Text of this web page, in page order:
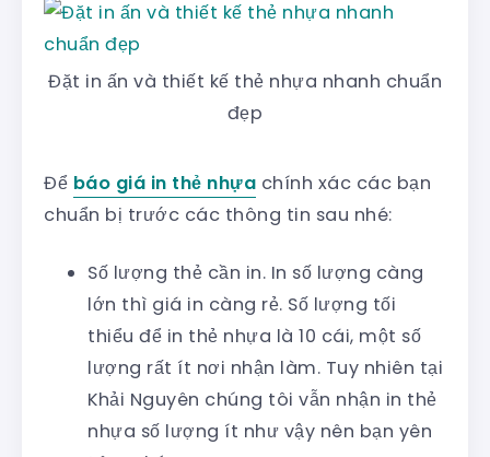
Đặt in ấn và thiết kế thẻ nhựa nhanh chuẩn
đẹp
Để báo giá in thẻ nhựa chính xác các bạn
chuẩn bị trước các thông tin sau nhé:
Số lượng thẻ cần in. In số lượng càng
lớn thì giá in càng rẻ. Số lượng tối
thiểu để in thẻ nhựa là 10 cái, một số
lượng rất ít nơi nhận làm. Tuy nhiên tại
Khải Nguyên chúng tôi vẫn nhận in thẻ
nhựa số lượng ít như vậy nên bạn yên